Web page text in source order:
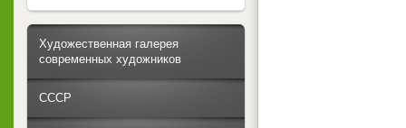
Художественная галерея
современных художников
СССР